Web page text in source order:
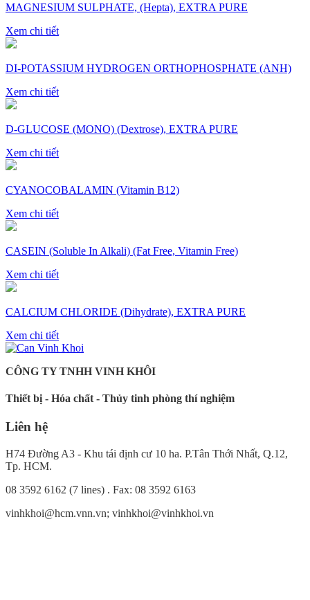
MAGNESIUM SULPHATE, (Hepta), EXTRA PURE
Xem chi tiết
DI-POTASSIUM HYDROGEN ORTHOPHOSPHATE (ANH)
Xem chi tiết
D-GLUCOSE (MONO) (Dextrose), EXTRA PURE
Xem chi tiết
CYANOCOBALAMIN (Vitamin B12)
Xem chi tiết
CASEIN (Soluble In Alkali) (Fat Free, Vitamin Free)
Xem chi tiết
CALCIUM CHLORIDE (Dihydrate), EXTRA PURE
Xem chi tiết
CÔNG TY TNHH VINH KHÔI
Thiết bị - Hóa chất - Thủy tinh phòng thí nghiệm
Liên hệ
H74 Đường A3 - Khu tái định cư 10 ha. P.Tân Thới Nhất, Q.12,
Tp. HCM.
08 3592 6162 (7 lines) . Fax: 08 3592 6163
vinhkhoi@hcm.vnn.vn; vinhkhoi@vinhkhoi.vn